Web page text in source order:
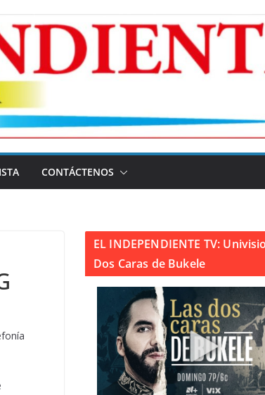
CONTÁCTENOS
EL INDEPENDIENTE TV:
Dos Caras de Bukele